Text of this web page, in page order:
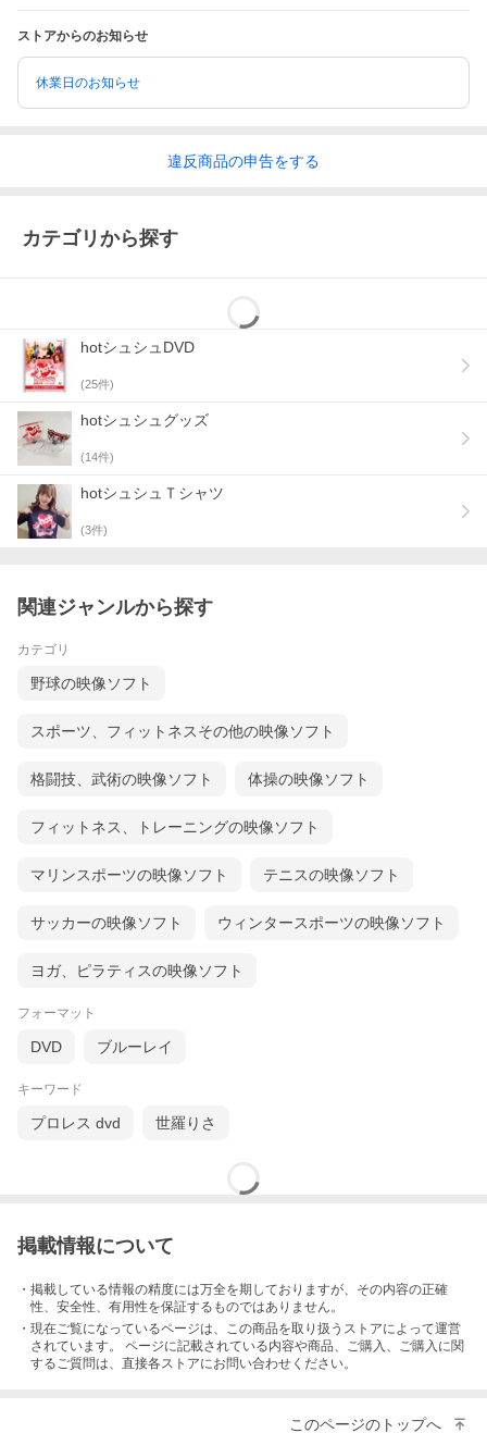
ストアからのお知らせ
休業日のお知らせ
違反商品の申告をする
カテゴリから探す
hotシュシュDVD
(25件)
hotシュシュグッズ
(14件)
hotシュシュＴシャツ
(3件)
関連ジャンルから探す
カテゴリ
野球の映像ソフト
スポーツ、フィットネスその他の映像ソフト
格闘技、武術の映像ソフト 体操の映像ソフト
フィットネス、トレーニングの映像ソフト
マリンスポーツの映像ソフト テニスの映像ソフト
サッカーの映像ソフト ウィンタースポーツの映像ソフト
ヨガ、ピラティスの映像ソフト
フォーマット
DVD ブルーレイ
キーワード
プロレス dvd 世羅りさ
掲載情報について
・掲載している情報の精度には万全を期しておりますが、その内容の正確
性、安全性、有用性を保証するものではありません。
・現在ご覧になっているページは、この商品を取り扱うストアによって運営
されています。 ページに記載されている内容や商品、ご購入 、ご購入に関
するご質問は、直接各ストアにお問い合わせください。
このページのトップへ